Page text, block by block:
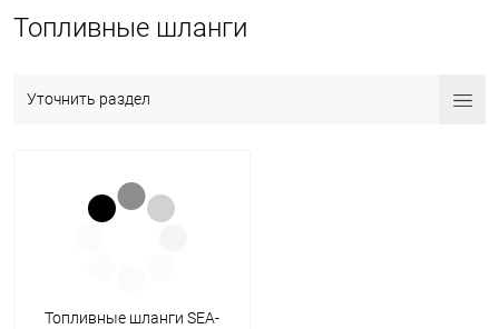
Топливные шланги
Уточнить раздел
Топливные шланги SEA-